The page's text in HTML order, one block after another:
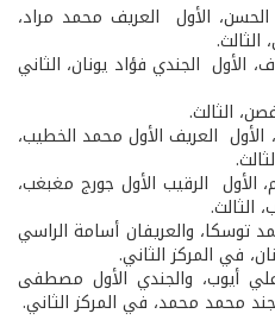
الأول ­ العريف محمد مراد،
الثالث.
الأول ­ الجندي فؤاد يونان، الثاني
الثالث.
الأول ­ العريف الأول محمد الخطيب،
الأول ­ الرقيب الأول جورج مغبغب،
الثالث.
توسكا، والعريفان أسامة الراسي
في المركز الثاني.
أيوب، والجندي الأول مصطفى
محمد محمد، في المركز الثاني.